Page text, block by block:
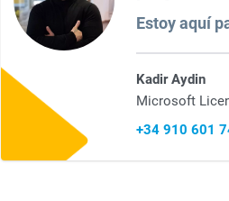
Estoy aquí
Kadir Aydin
Microsoft
+34 910 601